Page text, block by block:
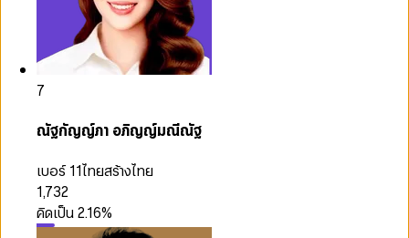
7
ณัฐกัญญ์ภา อภิญญ์มณีณัฐ
เบอร์ 11ไทยสร้างไทย
1,732
คิดเป็น2.16%